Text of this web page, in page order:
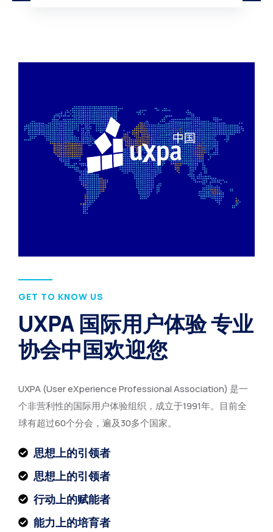
GET TO KNOW US
UXPA 国际用户体验 专业
协会中国欢迎您
UXPA (User eXperience Professional Association) 是一
个非营利性的国际用户体验组织，成立于1991年。目前全
球有超过60个分会，遍及30多个国家。
思想上的引领者
思想上的引领者
行动上的赋能者
能力上的培育者